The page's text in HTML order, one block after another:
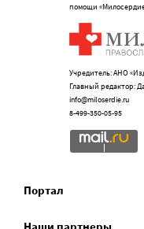
помощи
Учредитель: АНО
Главный редактор:
info@miloserdie.ru
8-499-350-05-95
Портал
Наши партнеры